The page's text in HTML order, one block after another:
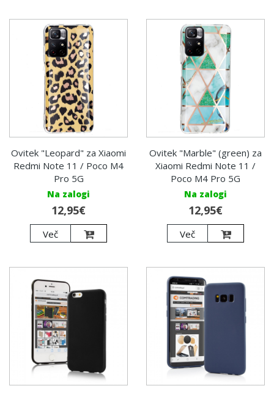
Ovitek "Leopard" za Xiaomi
Redmi Note 11 / Poco M4
Pro 5G
Na zalogi
12,95€
Več
Ovitek "Marble" (green) za
Xiaomi Redmi Note 11 /
Poco M4 Pro 5G
Na zalogi
12,95€
Več